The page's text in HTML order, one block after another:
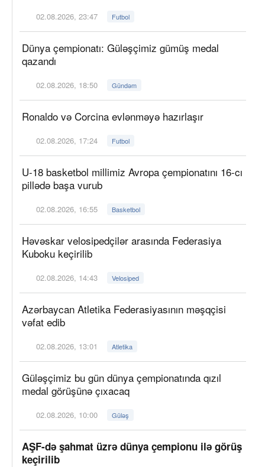
02.08.2026, 23:47 Futbol
Dünya çempionatı: Güləşçimiz gümüş medal
qazandı
02.08.2026, 18:50 Gündəm
Ronaldo və Corcina evlənməyə hazırlaşır
02.08.2026, 17:24 Futbol
U-18 basketbol millimiz Avropa çempionatını 16-cı
pillədə başa vurub
02.08.2026, 16:55 Basketbol
Həvəskar velosipedçilər arasında Federasiya
Kuboku keçirilib
02.08.2026, 14:43 Velosiped
Azərbaycan Atletika Federasiyasının məşqçisi
vəfat edib
02.08.2026, 13:01 Atletika
Güləşçimiz bu gün dünya çempionatında qızıl
medal görüşünə çıxacaq
02.08.2026, 10:00 Güləş
AŞF-də şahmat üzrə dünya çempionu ilə görüş
keçirilib